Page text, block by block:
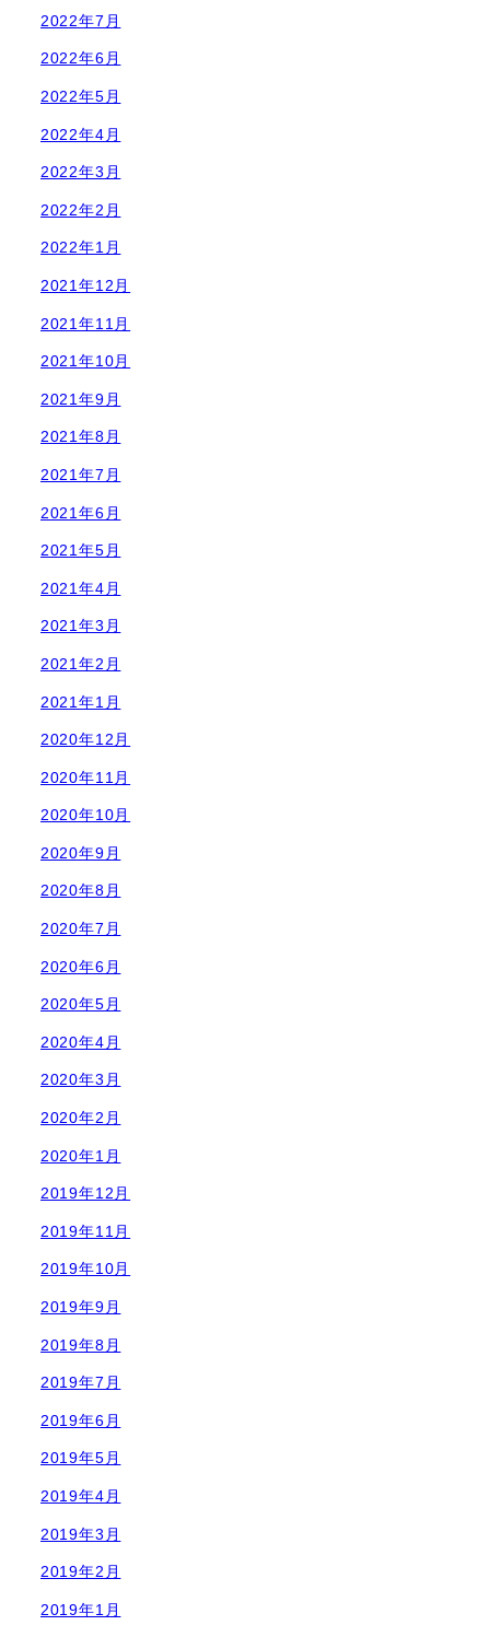
2022年7月
2022年6月
2022年5月
2022年4月
2022年3月
2022年2月
2022年1月
2021年12月
2021年11月
2021年10月
2021年9月
2021年8月
2021年7月
2021年6月
2021年5月
2021年4月
2021年3月
2021年2月
2021年1月
2020年12月
2020年11月
2020年10月
2020年9月
2020年8月
2020年7月
2020年6月
2020年5月
2020年4月
2020年3月
2020年2月
2020年1月
2019年12月
2019年11月
2019年10月
2019年9月
2019年8月
2019年7月
2019年6月
2019年5月
2019年4月
2019年3月
2019年2月
2019年1月